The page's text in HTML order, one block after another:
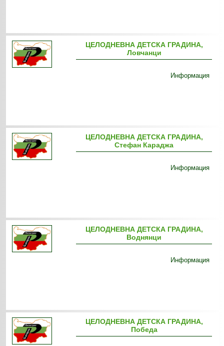
ЦЕЛОДНЕВНА ДЕТСКА ГРАДИНА,
Ловчанци
Информация
ЦЕЛОДНЕВНА ДЕТСКА ГРАДИНА,
Стефан Караджа
Информация
ЦЕЛОДНЕВНА ДЕТСКА ГРАДИНА,
Воднянци
Информация
ЦЕЛОДНЕВНА ДЕТСКА ГРАДИНА,
Победа